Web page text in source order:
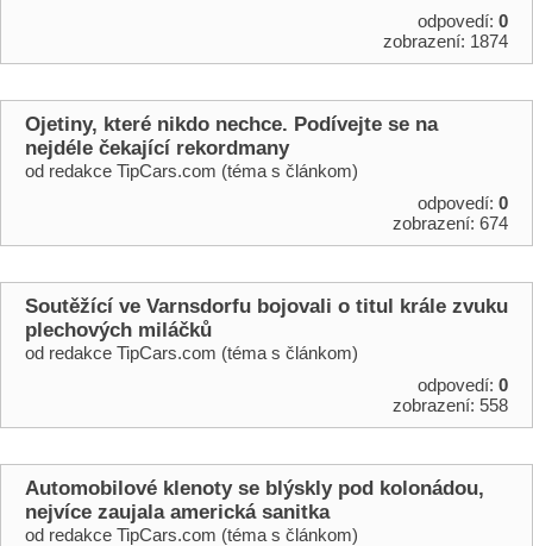
odpovedí: 0
zobrazení: 1874
Ojetiny, které nikdo nechce. Podívejte se na
nejdéle čekající rekordmany
od redakce TipCars.com (téma s článkom)
odpovedí: 0
zobrazení: 674
Soutěžící ve Varnsdorfu bojovali o titul krále zvuku
plechových miláčků
od redakce TipCars.com (téma s článkom)
odpovedí: 0
zobrazení: 558
Automobilové klenoty se blýskly pod kolonádou,
nejvíce zaujala americká sanitka
od redakce TipCars.com (téma s článkom)